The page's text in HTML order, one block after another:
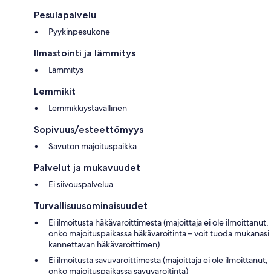
Pesulapalvelu
Pyykinpesukone
Ilmastointi ja lämmitys
Lämmitys
Lemmikit
Lemmikkiystävällinen
Sopivuus/esteettömyys
Savuton majoituspaikka
Palvelut ja mukavuudet
Ei siivouspalvelua
Turvallisuusominaisuudet
Ei ilmoitusta häkävaroittimesta (majoittaja ei ole ilmoittanut,
onko majoituspaikassa häkävaroitinta – voit tuoda mukanasi
kannettavan häkävaroittimen)
Ei ilmoitusta savuvaroittimesta (majoittaja ei ole ilmoittanut,
onko majoituspaikassa savuvaroitinta)